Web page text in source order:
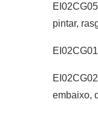
pintar,
embaixo,